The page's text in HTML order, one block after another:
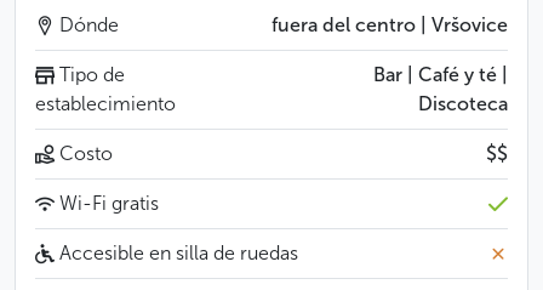
abandonada hace 40 años”.
Dónde fuera del centro | Vršovice
Tipo de
establecimiento
Bar | Café y té |
Discoteca
Costo $$
Wi-Fi gratis
Accesible en silla de ruedas